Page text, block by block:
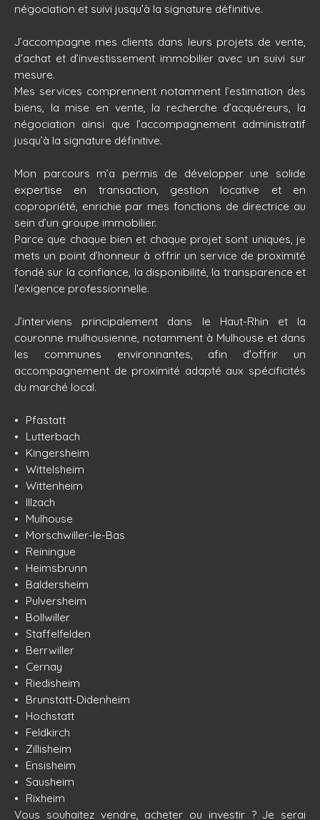
négociation et suivi jusqu’à la signature définitive.
J’accompagne mes clients dans leurs projets de vente,
d’achat et d’investissement immobilier avec un suivi sur
mesure.
Mes services comprennent notamment l’estimation des
biens, la mise en vente, la recherche d’acquéreurs, la
négociation ainsi que l’accompagnement administratif
jusqu’à la signature définitive.
Mon parcours m’a permis de développer une solide
expertise en transaction, gestion locative et en
copropriété, enrichie par mes fonctions de directrice au
sein d’un groupe immobilier.
Parce que chaque bien et chaque projet sont uniques, je
mets un point d’honneur à offrir un service de proximité
fondé sur la confiance, la disponibilité, la transparence et
l’exigence professionnelle.
J’interviens principalement dans le Haut-Rhin et la
couronne mulhousienne, notamment à Mulhouse et dans
les communes environnantes, afin d’offrir un
accompagnement de proximité adapté aux spécificités
du marché local.
Pfastatt
Lutterbach
Kingersheim
Wittelsheim
Wittenheim
Illzach
Mulhouse
Morschwiller-le-Bas
Reiningue
Heimsbrunn
Baldersheim
Pulversheim
Bollwiller
Staffelfelden
Berrwiller
Cernay
Riedisheim
Brunstatt-Didenheim
Hochstatt
Feldkirch
Zillisheim
Ensisheim
Sausheim
Rixheim
Vous souhaitez vendre, acheter ou investir ? Je serai